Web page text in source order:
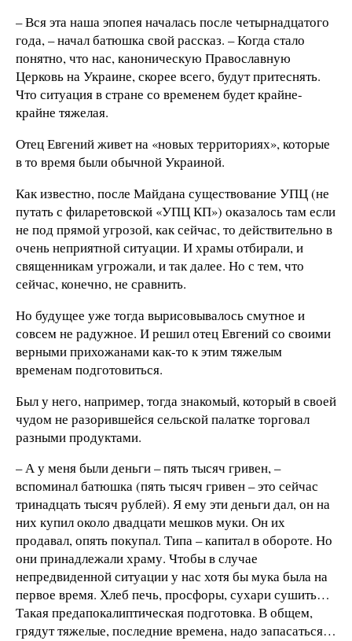
– Вся эта наша эпопея началась после четырнадцатого
года, – начал батюшка свой рассказ. – Когда стало
понятно, что нас, каноническую Православную
Церковь на Украине, скорее всего, будут притеснять.
Что ситуация в стране со временем будет крайне-
крайне тяжелая.
Отец Евгений живет на «новых территориях», которые
в то время были обычной Украиной.
Как известно, после Майдана существование УПЦ (не
путать с филаретовской «УПЦ КП») оказалось там если
не под прямой угрозой, как сейчас, то действительно в
очень неприятной ситуации. И храмы отбирали, и
священникам угрожали, и так далее. Но с тем, что
сейчас, конечно, не сравнить.
Но будущее уже тогда вырисовывалось смутное и
совсем не радужное. И решил отец Евгений со своими
верными прихожанами как-то к этим тяжелым
временам подготовиться.
Был у него, например, тогда знакомый, который в своей
чудом не разорившейся сельской палатке торговал
разными продуктами.
– А у меня были деньги – пять тысяч гривен, –
вспоминал батюшка (пять тысяч гривен – это сейчас
тринадцать тысяч рублей). Я ему эти деньги дал, он на
них купил около двадцати мешков муки. Он их
продавал, опять покупал. Типа – капитал в обороте. Но
они принадлежали храму. Чтобы в случае
непредвиденной ситуации у нас хотя бы мука была на
первое время. Хлеб печь, просфоры, сухари сушить…
Такая предапокалиптическая подготовка. В общем,
грядут тяжелые, последние времена, надо запасаться…